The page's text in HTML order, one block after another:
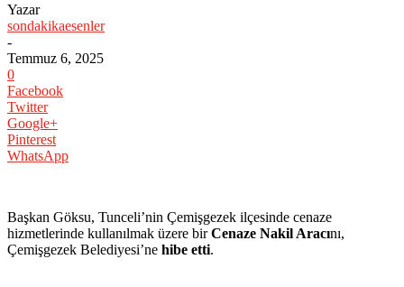
Yazar
sondakikaesenler
-
Temmuz 6, 2025
0
Facebook
Twitter
Google+
Pinterest
WhatsApp
Başkan Göksu, Tunceli’nin Çemişgezek ilçesinde cenaze
hizmetlerinde kullanılmak üzere birCenaze Nakil Aracını,
Çemişgezek Belediyesi’ne hibe etti.